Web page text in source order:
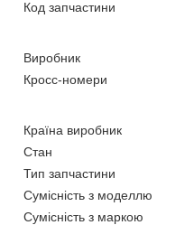
Код запчастини
Виробник
Кросс-номери
Країна виробник
Стан
Тип запчастини
Сумісність з моделлю
Сумісність з маркою